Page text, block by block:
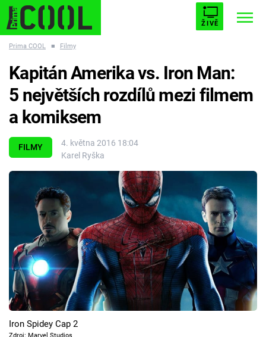
ŽIVĚ
ESCAPE PLNEJ KOTEL AVENGERS 5
Témata
Filmy
Seriály
Hry
Cool Esport
Pořady
Prima COOL ■ Filmy
FILMY
4. května 2016 18:04
Karel Ryška
Kapitán Amerika vs. Iron Man:
5 největších rozdílů mezi filmem
a komiksem
Iron Spidey Cap 2